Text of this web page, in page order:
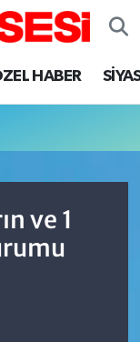
HABER
ve 1